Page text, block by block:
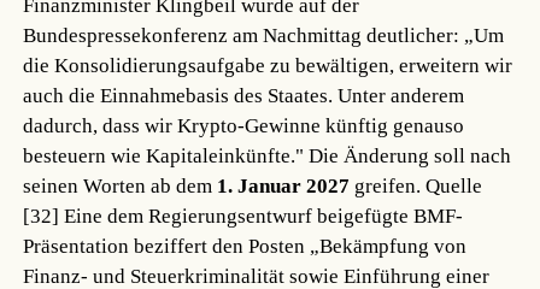
Finanzminister Klingbeil wurde auf der
Bundespressekonferenz am Nachmittag deutlicher: „Um
die Konsolidierungsaufgabe zu bewältigen, erweitern wir
auch die Einnahmebasis des Staates. Unter anderem
dadurch, dass wir Krypto-Gewinne künftig genauso
besteuern wie Kapitaleinkünfte." Die Änderung soll nach
seinen Worten ab dem 1. Januar 2027 greifen.Quelle
[32] Eine dem Regierungsentwurf beigefügte BMF-
Präsentation beziffert den Posten „Bekämpfung von
Finanz- und Steuerkriminalität sowie Einführung einer